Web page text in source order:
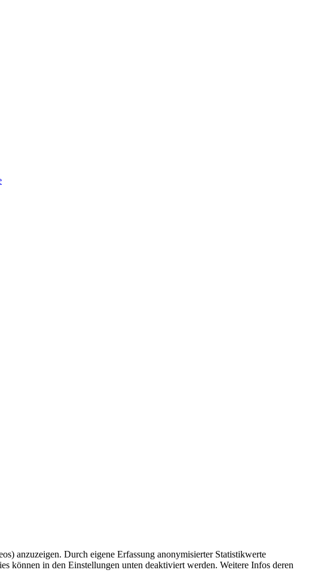
anzuzeigen. Durch eigene Erfassung anonymisierter Statistikwerte
können in den Einstellungen unten deaktiviert werden. Weitere Infos deren